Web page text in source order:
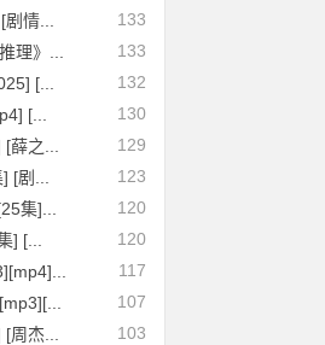
133
情...
133
理》...
132
[...
130
[...
129
薛之...
123
[剧...
120
集]...
120
] [...
117
107
103
周杰...